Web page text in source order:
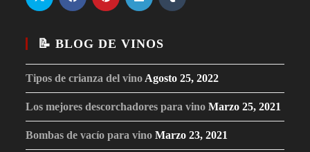
📝 BLOG DE VINOS
Tipos de crianza del vino Agosto 25, 2022
Los mejores descorchadores para vino Marzo 25, 2021
Bombas de vacío para vino Marzo 23, 2021